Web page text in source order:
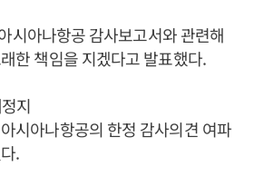
시아나항공 감사보고서와 관련해
한 책임을 지겠다고 발표했다.
지
시아나항공의 한정 감사의견 여파
.